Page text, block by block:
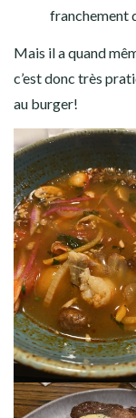
franchement
Mais il a quand
c’est donc très
au burger!